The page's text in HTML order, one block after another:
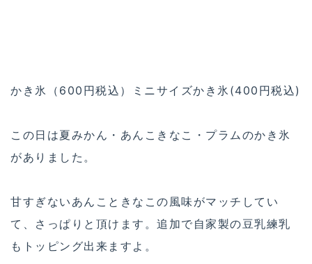
かき氷（600円税込）ミニサイズかき氷(400円税込)
この日は夏みかん・あんこきなこ・プラムのかき氷
がありました。
甘すぎないあんこときなこの風味がマッチしてい
て、さっぱりと頂けます。追加で自家製の豆乳練乳
もトッピング出来ますよ。